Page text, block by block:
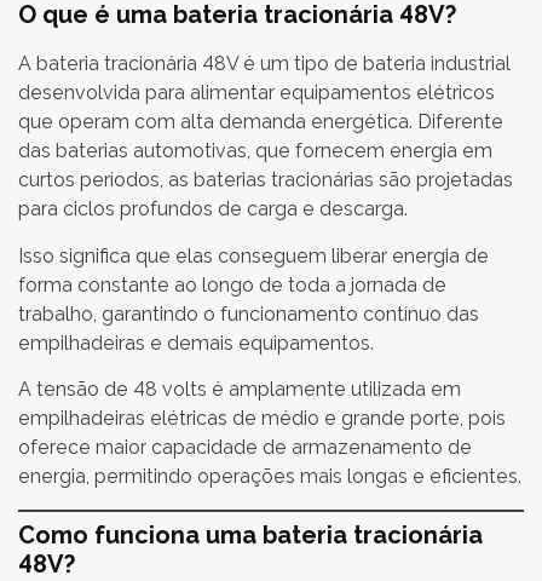
O que é uma bateria tracionária 48V?
A bateria tracionária 48V é um tipo de bateria industrial
desenvolvida para alimentar equipamentos elétricos
que operam com alta demanda energética. Diferente
das baterias automotivas, que fornecem energia em
curtos períodos, as baterias tracionárias são projetadas
para ciclos profundos de carga e descarga.
Isso significa que elas conseguem liberar energia de
forma constante ao longo de toda a jornada de
trabalho, garantindo o funcionamento contínuo das
empilhadeiras e demais equipamentos.
A tensão de 48 volts é amplamente utilizada em
empilhadeiras elétricas de médio e grande porte, pois
oferece maior capacidade de armazenamento de
energia, permitindo operações mais longas e eficientes.
Como funciona uma bateria tracionária
48V?